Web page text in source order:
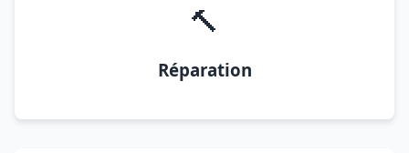
🔨
Réparation